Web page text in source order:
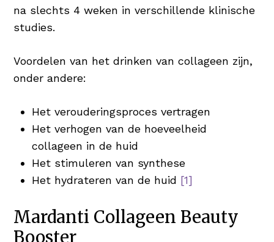
na slechts 4 weken in verschillende klinische
studies.
Voordelen van het drinken van collageen zijn,
onder andere:
Het verouderingsproces vertragen
Het verhogen van de hoeveelheid
collageen in de huid
Het stimuleren van synthese
Het hydrateren van de huid [1]
Mardanti Collageen Beauty
Booster